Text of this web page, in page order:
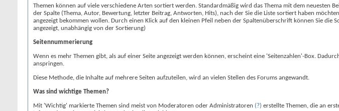
Themen können auf viele verschiedene Arten sortiert werden. Standardmäßig wird das Thema mit dem neuesten
der Spalte (Thema, Autor, Bewertung, letzter Beitrag, Antworten, Hits), nach der Sie die Liste sortiert haben
angezeigt bekommen wollen. Durch einen Klick auf den kleinen Pfeil neben der Spaltenüberschrift können Sie
angezeigt, unabhängig von der Sortierung)
Seitennummerierung
Wenn es mehr Themen gibt, als auf einer Seite angezeigt werden können, erscheint eine 'Seitenzahlen'-Box.
anspringen.
Diese Methode, die Inhalte auf mehrere Seiten aufzuteilen, wird an vielen Stellen des Forums angewandt.
Was sind wichtige Themen?
Mit 'Wichtig' markierte Themen sind meist von Moderatoren oder Administratoren (?) erstellte Themen, die an